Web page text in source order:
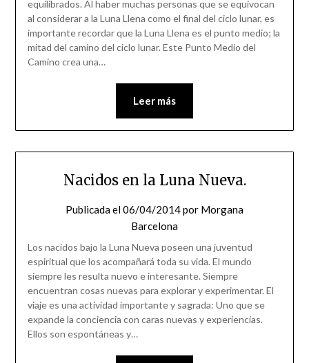
equilibrados. Al haber muchas personas que se equivocan
al considerar a la Luna Llena como el final del ciclo lunar, es
importante recordar que la Luna Llena es el punto medio; la
mitad del camino del ciclo lunar. Este Punto Medio del
Camino crea una…
Leer más
Nacidos en la Luna Nueva.
Publicada el06/04/2014por Morgana
Barcelona
Los nacidos bajo la Luna Nueva poseen una juventud
espiritual que los acompañará toda su vida. El mundo
siempre les resulta nuevo e interesante. Siempre
encuentran cosas nuevas para explorar y experimentar. El
viaje es una actividad importante y sagrada: Uno que se
expande la conciencia con caras nuevas y experiencias.
Ellos son espontáneas y…